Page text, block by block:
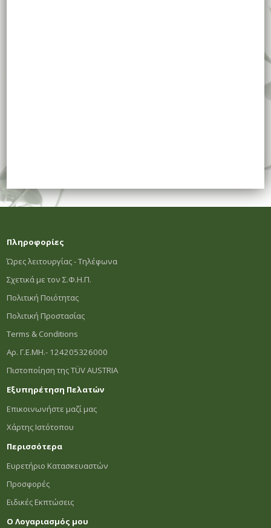
Πληροφορίες
Ώρες λειτουργίας - Τηλέφωνα
Σχετικά με τον Σ.Φ.Η.Π.
Πολιτική Ποιότητας
Πολιτική Προστασίας
Terms & Conditions
Αρ. Γ.Ε.ΜΗ.- 124205326000
Πιστοποίηση της TÜV AUSTRIA
Εξυπηρέτηση Πελατών
Επικοινωνήστε μαζί μας
Χάρτης Ιστότοπου
Περισσότερα
Ευρετήριο Κατασκευαστών
Προσφορές
Ειδικές Εκπτώσεις
Ο Λογαριασμός μου